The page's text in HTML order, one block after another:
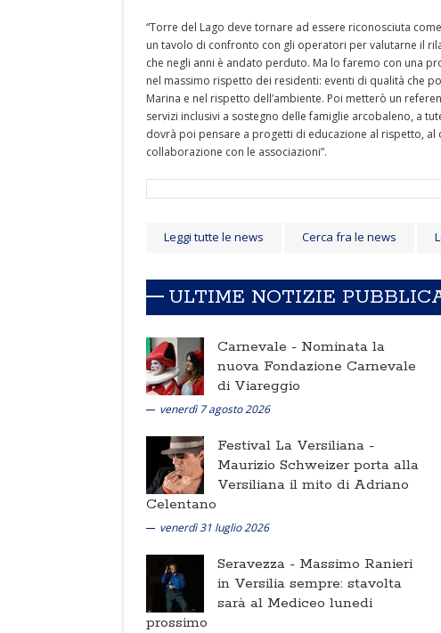
“Torre del Lago deve tornare ad essere riconosciuta
un tavolo di confronto con gli operatori per valutarne il
che negli anni è andato perduto. Ma lo faremo con una
nel massimo rispetto dei residenti: eventi di qualità che
Marina e nel rispetto dell’ambiente. Poi metterò un
servizi inclusivi a sostegno delle famiglie arcobaleno, a
dovrà poi pensare a progetti di educazione al rispetto,
collaborazione con le associazioni”.
Leggi tutte le news Cerca fra le news
ULTIME NOTIZIE
Carnevale - Nominata la
nuova Fondazione Carnevale
di Viareggio
venerdì 7 agosto 2026
Festival La Versiliana -
Maurizio Schweizer porta alla
Versiliana il mito di Adriano
Celentano
venerdì 31 luglio 2026
Seravezza - Massimo Ranieri
in Versilia sempre: stavolta
sarà al Mediceo lunedi
prossimo